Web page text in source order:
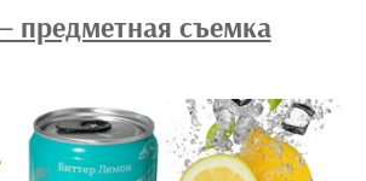
предметная съемка